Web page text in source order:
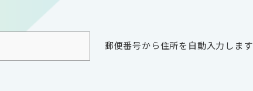
郵便番号から住所を自動入力します